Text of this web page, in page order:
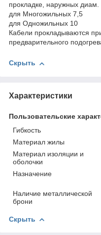
прокладке, наружных диам.
для Многожильных 7,5
для Одножильных 10
Кабели прокладываются
предварительного
Скрыть
Характеристики
Пользовательские
Гибкость
Материал жилы
Материал изоляции и
оболочки
Назначение
Наличие металлической
брони
Скрыть